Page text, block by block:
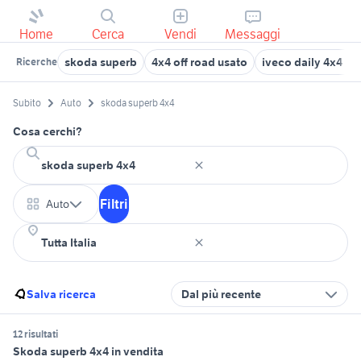
Home Cerca Vendi Messaggi
Ricerche skoda superb 4x4 off road usato iveco daily 4x4
Subito Auto skoda superb 4x4
Cosa cerchi?
Auto Filtri
Salva ricerca Dal più recente
12 risultati
Skoda superb 4x4 in vendita